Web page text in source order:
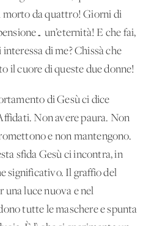
morto da quattro! Giorni di
un’eternità! E che fai,
di me? Chissà che
il cuore di queste due donne!
di Gesù ci dice
Non avere paura. Non
e non mantengono.
sfida Gesù ci incontra, in
significativo. Il graffio del
una luce nuova e nel
tutte le maschere e spunta